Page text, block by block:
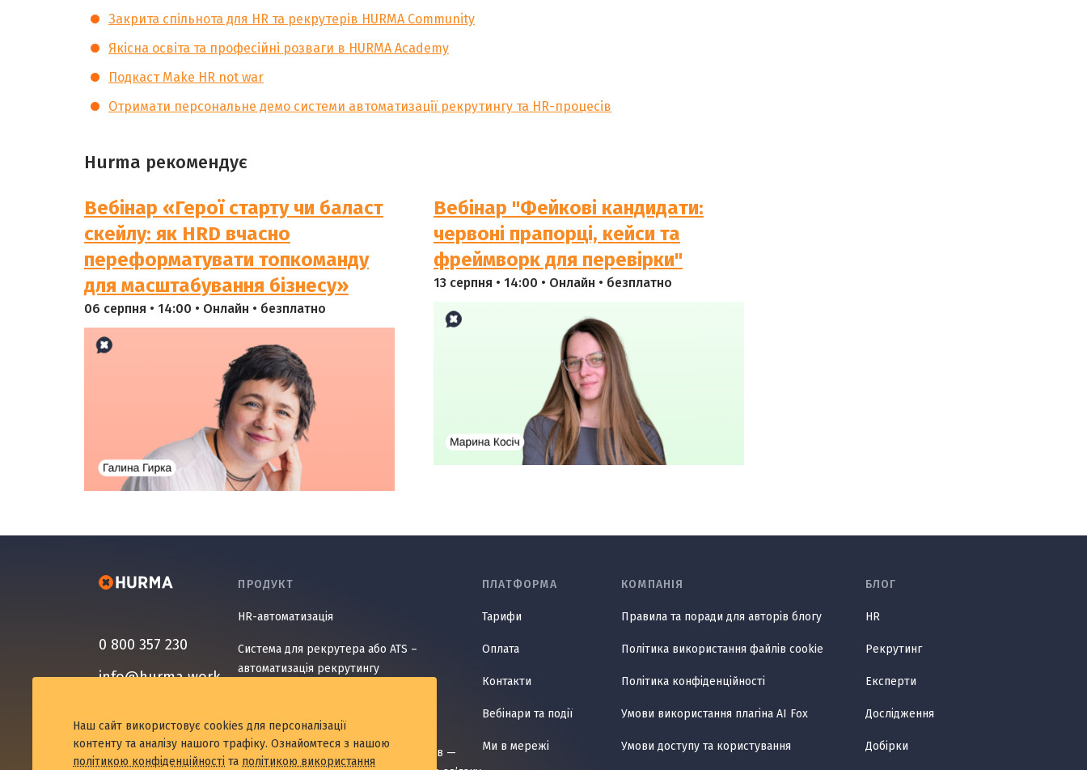
Закрита спільнота для HR та рекрутерів HURMA Community
Якісна освіта та професійні розваги в HURMA Academy
Подкаст Make HR not war
Отримати персональне демо системи автоматизації рекрутингу та HR-процесів
Hurma рекомендує
Вебінар «Герої старту чи баласт
скейлу: як HRD вчасно
переформатувати топкоманду
для масштабування бізнесу»
06 серпня • 14:00 • Онлайн • безплатно
Вебінар "Фейкові кандидати:
червоні прапорці, кейси та
фреймворк для перевірки"
13 серпня • 14:00 • Онлайн • безплатно
0 800 357 230
info@hurma.work
ПРОДУКТ
HR-автоматизація
Система для рекрутера або ATS –
автоматизація рекрутингу
ключовими результатами
Система для опитувань співробітників —
ПЛАТФОРМА
Тарифи
Оплата
Контакти
Вебінари та події
Ми в мережі
КОМПАНІЯ
Правила та поради для авторів блогу
Політика використання файлів cookie
Політика конфіденційності
Умови використання плагіна AI Fox
Умови доступу та користування
БЛОГ
HR
Рекрутинг
Експерти
Дослідження
Добірки
Наш сайт використовує cookies для персоналізації
контенту та аналізу нашого трафіку. Ознайомтеся з нашою
політикою конфіденційності та політикою використання